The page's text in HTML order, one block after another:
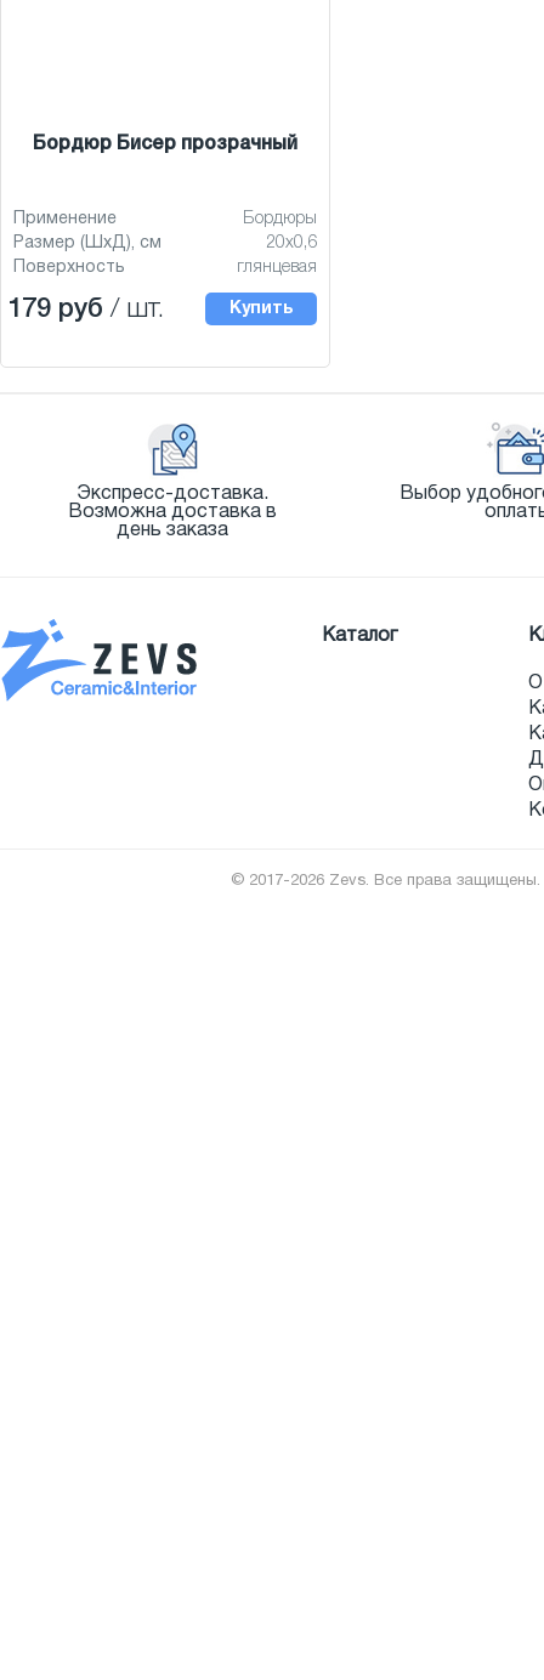
Бордюр Бисер прозрачный
Применение
Бордюры
Размер (ШхД), см
20x0,6
Поверхность
глянцевая
179 руб / шт. Купить
Экспресс-доставка.
Возможна доставка в
день заказа
Выбор
Каталог
О
© 2017-2026 Zevs. Все права